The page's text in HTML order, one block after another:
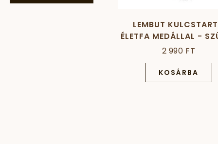
LEMBUT
ÉLETFA MEDÁLLAL -
2 990 FT
KOSÁRBA